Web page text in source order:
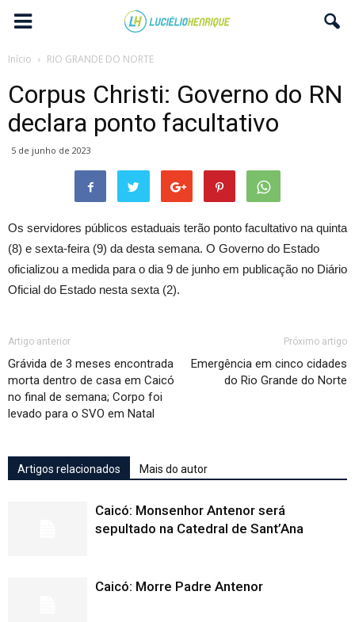
Início RIO GRANDE DO NORTE
Corpus Christi: Governo do RN
declara ponto facultativo
5 de junho de 2023
Os servidores públicos estaduais terão ponto facultativo na quinta
(8) e sexta-feira (9) da desta semana. O Governo do Estado
oficializou a medida para o dia 9 de junho em publicação no Diário
Oficial do Estado nesta sexta (2).
Artigo anterior
Grávida de 3 meses encontrada
morta dentro de casa em Caicó
no final de semana; Corpo foi
levado para o SVO em Natal
Próximo artigo
Emergência em cinco cidades
do Rio Grande do Norte
Artigos relacionados Mais do autor
Caicó: Monsenhor Antenor será
sepultado na Catedral de Sant’Ana
Caicó: Morre Padre Antenor